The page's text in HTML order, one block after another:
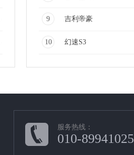
9 吉利帝豪
10 幻速S3
服务热线：
010-89941025